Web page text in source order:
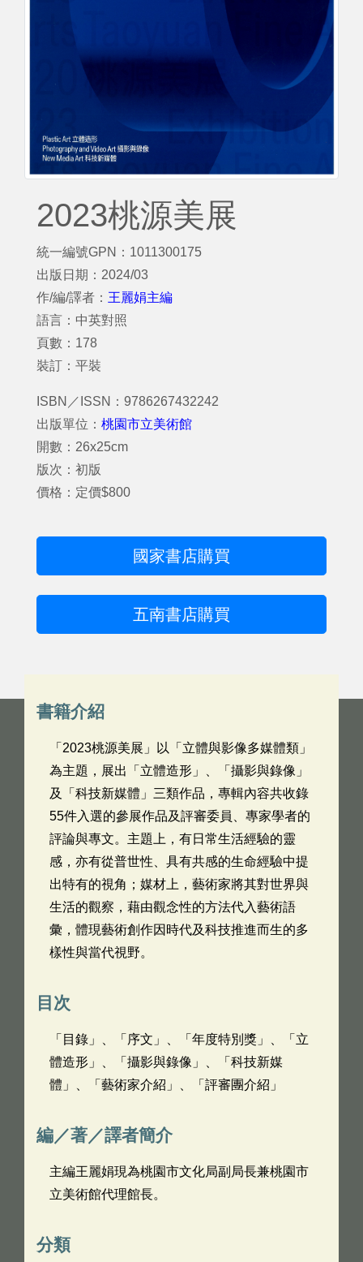
2023桃源美展
統一編號GPN：1011300175
出版日期：2024/03
作/編/譯者： 王麗娟主編
語言：中英對照
頁數：178
裝訂：平裝
ISBN／ISSN：9786267432242
出版單位： 桃園市立美術館
開數：26x25cm
版次：初版
價格：定價$800
國家書店購買
五南書店購買
書籍介紹
「2023桃源美展」以「立體與影像多媒體類」
為主題，展出「立體造形」、「攝影與錄像」
及「科技新媒體」三類作品，專輯內容共收錄
55件入選的參展作品及評審委員、專家學者的
評論與專文。主題上，有日常生活經驗的靈
感，亦有從普世性、具有共感的生命經驗中提
出特有的視角；媒材上，藝術家將其對世界與
生活的觀察，藉由觀念性的方法代入藝術語
彙，體現藝術創作因時代及科技推進而生的多
樣性與當代視野。
目次
「目錄」、「序文」、「年度特別獎」、「立
體造形」、「攝影與錄像」、「科技新媒
體」、「藝術家介紹」、「評審團介紹」
編／著／譯者簡介
主編王麗娟現為桃園市文化局副局長兼桃園市
立美術館代理館長。
分類